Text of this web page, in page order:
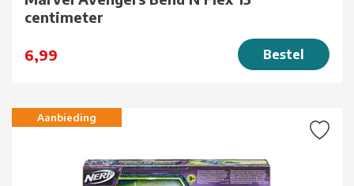
centimeter
6,99 Bestel
Aanbieding